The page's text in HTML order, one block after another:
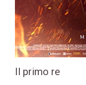
Il primo re